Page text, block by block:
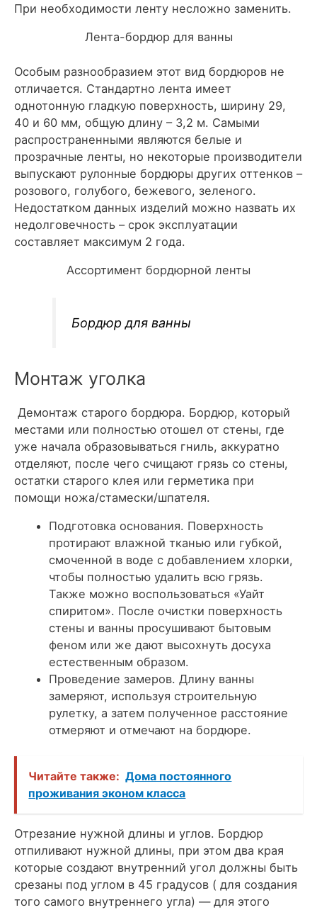
При необходимости ленту несложно заменить.
Лента-бордюр для ванны
Особым разнообразием этот вид бордюров не
отличается. Стандартно лента имеет
однотонную гладкую поверхность, ширину 29,
40 и 60 мм, общую длину – 3,2 м. Самыми
распространенными являются белые и
прозрачные ленты, но некоторые производители
выпускают рулонные бордюры других оттенков –
розового, голубого, бежевого, зеленого.
Недостатком данных изделий можно назвать их
недолговечность – срок эксплуатации
составляет максимум 2 года.
Ассортимент бордюрной ленты
Бордюр для ванны
Монтаж уголка
Демонтаж старого бордюра. Бордюр, который
местами или полностью отошел от стены, где
уже начала образовываться гниль, аккуратно
отделяют, после чего счищают грязь со стены,
остатки старого клея или герметика при
помощи ножа/стамески/шпателя.
Подготовка основания. Поверхность
протирают влажной тканью или губкой,
смоченной в воде с добавлением хлорки,
чтобы полностью удалить всю грязь.
Также можно воспользоваться «Уайт
спиритом». После очистки поверхность
стены и ванны просушивают бытовым
феном или же дают высохнуть досуха
естественным образом.
Проведение замеров. Длину ванны
замеряют, используя строительную
рулетку, а затем полученное расстояние
отмеряют и отмечают на бордюре.
Читайте также: Дома постоянного
проживания эконом класса
Отрезание нужной длины и углов. Бордюр
отпиливают нужной длины, при этом два края
которые создают внутренний угол должны быть
срезаны под углом в 45 градусов ( для создания
того самого внутреннего угла) — для этого